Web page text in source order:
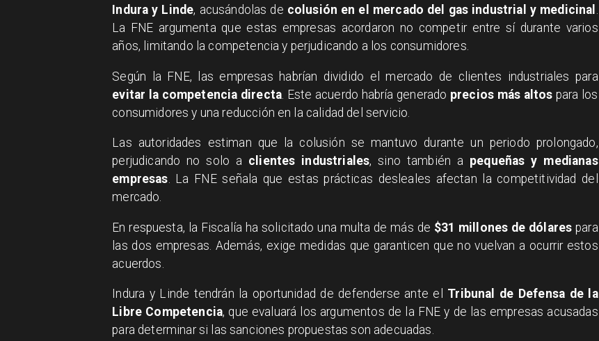
Indura y Linde, acusándolas de colusión en el mercado del gas industrial y medicinal .
La FNE argumenta que estas empresas acordaron no competir entre sí durante varios
años, limitando la competencia y perjudicando a los consumidores.
Según la FNE, las empresas habrían dividido el mercado de clientes industriales para
evitar la competencia directa . Este acuerdo habría generado precios más altos para los
consumidores y una reducción en la calidad del servicio.
Las autoridades estiman que la colusión se mantuvo durante un periodo prolongado,
perjudicando no solo a clientes industriales, sino también a pequeñas y medianas
empresas. La FNE señala que estas prácticas desleales afectan la competitividad del
mercado.
En respuesta, la Fiscalía ha solicitado una multa de más de $31 millones de dólares para
las dos empresas. Además, exige medidas que garanticen que no vuelvan a ocurrir estos
acuerdos.
Indura y Linde tendrán la oportunidad de defenderse ante el Tribunal de Defensa de la
Libre Competencia, que evaluará los argumentos de la FNE y de las empresas acusadas
para determinar si las sanciones propuestas son adecuadas.